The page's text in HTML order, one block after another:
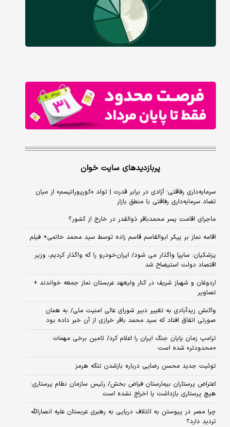
پربازدیدهای سایت خوان
سرمایه‌داری رفاقتی؛ آزادی در برابر قدرت | تولد «کورپوراتیسم» از میان
تضاد سرمایه‌داری رفاقتی با منطق بازار
ماجرای اقامت پسر محمدباقر ذوالقدر در خارج از کشور؟
اقامه نماز بر پیکر ابوالقاسم قاسم زاده توسط سید محمد خاتمی+ فیلم
پزشکیان: سایپا واگذار می شود/ ایران‌خودرو را که واگذار کردیم، وزیر
اقتصاد دولت استیضاح شد
اردوغان و شهباز شریف در کنار ولیعهد عربستان نماز جمعه خواندند +
تصاویر
واکنش زیدآبادی به تغییر دبیر شورای عالی امنیت ملی/ به همان
صورتی اتفاق افتاد که سید محمد باقر خرازی از آن خبر داده بود
ترامپ زمان پایان جنگ ایران را اعلام کرد/ تامین برخی مهمات
«محدودتر» شده است
توئیت جدید محسن رضایی درباره بازشدن تنگه هرمز
اعتراض پرستاران بیمارستان فیاض بخش/ رئیس سازمان نظام پرستاری:
هیچ پرستاری بازداشت یا اخراج نشده است
چرا مصر در پیوستن به ائتلاف دریایی به رهبری عربستان علیه انصارالله
تردید دارد؟